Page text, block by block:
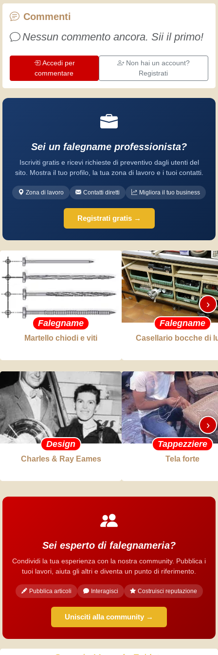
è una occasione per migliorare. Buon
Commenti
Nessun commento ancora. Sii il primo!
Accedi per
commentare
Non hai un account?
Registrati
Sei un falegname professionista?
Iscriviti gratis e ricevi richieste di preventivo dagli utenti del
sito. Mostra il tuo profilo, la tua zona di lavoro e i tuoi contatti.
Zona di lavoro Contatti diretti Migliora il tuo business
Registrati gratis →
Falegname
Martello chiodi e viti
Falegname
Casellario bocche di
›
Design
Charles & Ray Eames
Tappezziere
Tela forte
›
Sei esperto di falegnameria?
Condividi la tua esperienza con la nostra community. Pubblica i
tuoi lavori, aiuta gli altri e diventa un punto di riferimento.
Pubblica articoli Interagisci Costruisci reputazione
Unisciti alla community →